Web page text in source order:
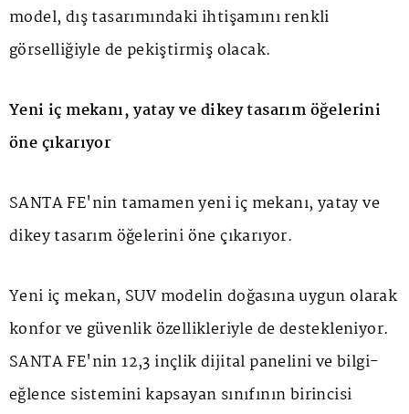
model, dış tasarımındaki ihtişamını renkli
görselliğiyle de pekiştirmiş olacak.
Yeni iç mekanı, yatay ve dikey tasarım öğelerini
öne çıkarıyor
SANTA FE'nin tamamen yeni iç mekanı, yatay ve
dikey tasarım öğelerini öne çıkarıyor.
Yeni iç mekan, SUV modelin doğasına uygun olarak
konfor ve güvenlik özellikleriyle de destekleniyor.
SANTA FE'nin 12,3 inçlik dijital panelini ve bilgi-
eğlence sistemini kapsayan sınıfının birincisi